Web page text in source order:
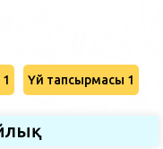
Үй тапсырмасы 1